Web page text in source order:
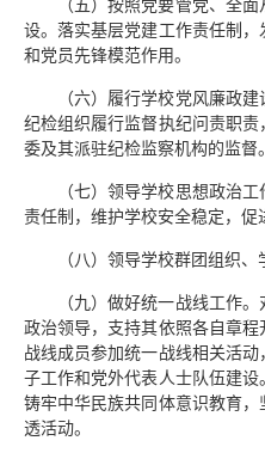
（五）按照党要管党、全
设。落实基层党建工作责任制
和党员先锋模范作用。
（六）履行学校党风廉政
纪检组织履行监督执纪问责职
委及其派驻纪检监察机构的监督。
（七）领导学校思想政治
责任制，维护学校安全稳定，促
（八）领导学校群团组织
（九）做好统一战线工作
政治领导，支持其依照各自章
战线成员参加统一战线相关活
子工作和党外代表人士队伍建
铸牢中华民族共同体意识教育
透活动。